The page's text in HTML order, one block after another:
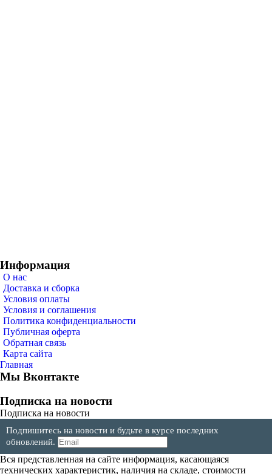
Информация
О нас
Доставка и сборка
Условия оплаты
Условия и соглашения
Политика конфиденциальности
Публичная оферта
Обратная связь
Карта сайта
Главная
Мы Вконтакте
Подписка на новости
Подписка на новости
Подпишитесь на новости и будьте в курсе последних
обновлений.
Вся представленная на сайте информация, касающаяся
технических характеристик, наличия на складе, стоимости